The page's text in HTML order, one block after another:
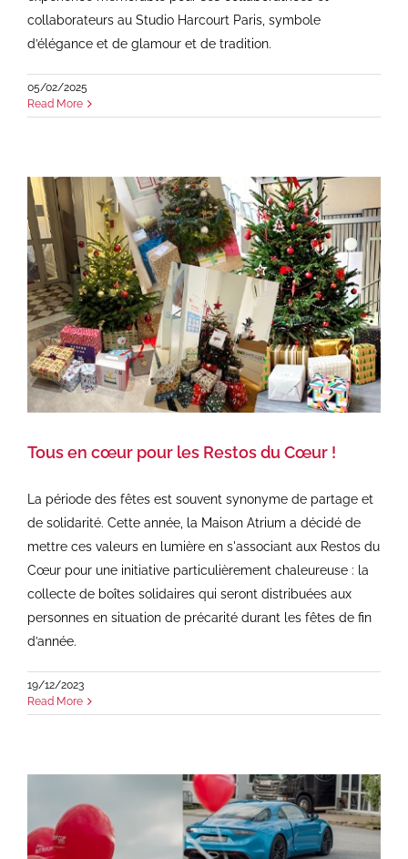
collaborateurs au Studio Harcourt Paris, symbole
d’élégance et de glamour et de tradition.
05/02/2025
Read More
Tous en cœur pour les Restos du Cœur !
La période des fêtes est souvent synonyme de partage et
de solidarité. Cette année, la Maison Atrium a décidé de
mettre ces valeurs en lumière en s'associant aux Restos du
Cœur pour une initiative particulièrement chaleureuse : la
collecte de boîtes solidaires qui seront distribuées aux
personnes en situation de précarité durant les fêtes de fin
d’année.
19/12/2023
Read More